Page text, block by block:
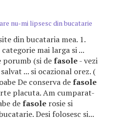
nu-mi lipsesc din bucatarie
din bucataria mea. 1.
mai larga si ...
porumb (si defasole- vezi
... si ocazional orez. (
De conserva defasole
placuta. Am cumparat-
defasole rosie si
Desi folosesc si...